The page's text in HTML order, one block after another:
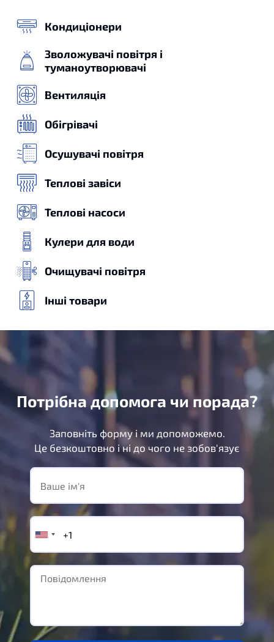
Кондиціонери
Зволожувачі повітря і
туманоутворювачі
Вентиляція
Обігрівачі
Осушувачі повітря
Теплові завіси
Теплові насоси
Кулери для води
Очищувачі повітря
Інші товари
Потрібна допомога чи порада?
Заповніть форму і ми допоможемо.
Це безкоштовно і ні до чого не зобов'язує